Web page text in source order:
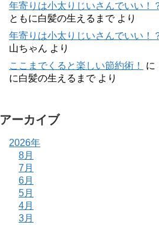
年寄りは小太りじいさんでいい！
ともに白髪の生えるまでより
年寄りは小太りじいさんでいい！
山ちゃん より
ここまでくると楽しい節約術！
に
に白髪の生えるまでより
アーカイブ
2026年
8月
7月
6月
5月
4月
3月